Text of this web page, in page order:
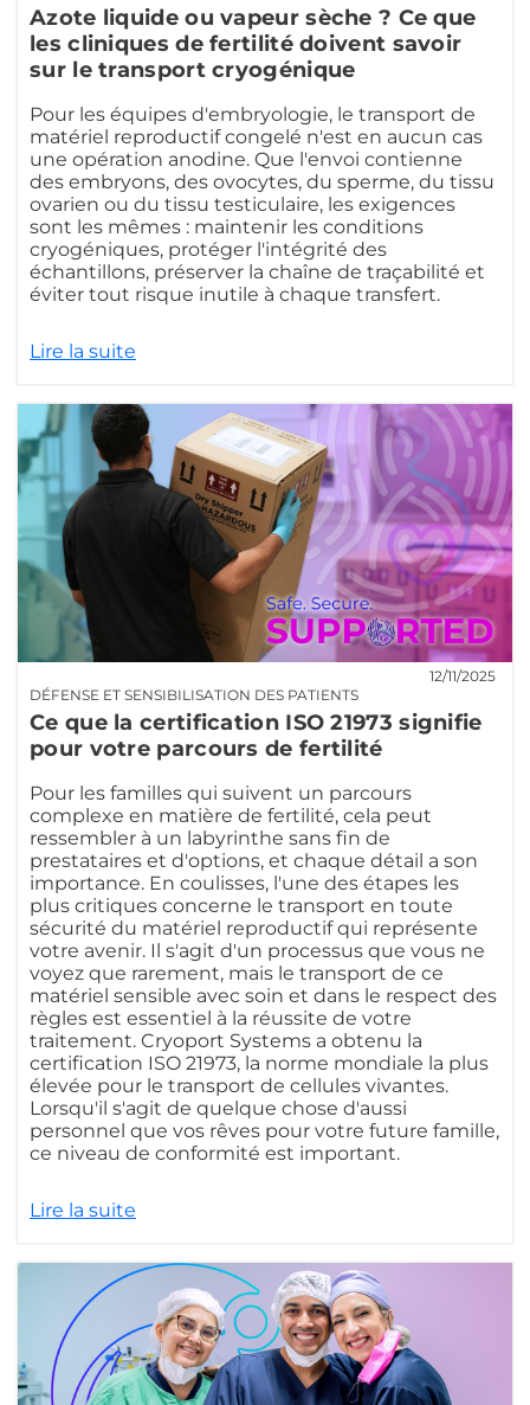
Azote liquide ou vapeur sèche ? Ce que
les cliniques de fertilité doivent savoir
sur le transport cryogénique
Pour les équipes d'embryologie, le transport de
matériel reproductif congelé n'est en aucun cas
une opération anodine. Que l'envoi contienne
des embryons, des ovocytes, du sperme, du tissu
ovarien ou du tissu testiculaire, les exigences
sont les mêmes : maintenir les conditions
cryogéniques, protéger l'intégrité des
échantillons, préserver la chaîne de traçabilité et
éviter tout risque inutile à chaque transfert.
Lire la suite
DÉFENSE ET SENSIBILISATION DES PATIENTS
12/11/2025
Ce que la certification ISO 21973 signifie
pour votre parcours de fertilité
Pour les familles qui suivent un parcours
complexe en matière de fertilité, cela peut
ressembler à un labyrinthe sans fin de
prestataires et d'options, et chaque détail a son
importance. En coulisses, l'une des étapes les
plus critiques concerne le transport en toute
sécurité du matériel reproductif qui représente
votre avenir. Il s'agit d'un processus que vous ne
voyez que rarement, mais le transport de ce
matériel sensible avec soin et dans le respect des
règles est essentiel à la réussite de votre
traitement. Cryoport Systems a obtenu la
certification ISO 21973, la norme mondiale la plus
élevée pour le transport de cellules vivantes.
Lorsqu'il s'agit de quelque chose d'aussi
personnel que vos rêves pour votre future famille,
ce niveau de conformité est important.
Lire la suite